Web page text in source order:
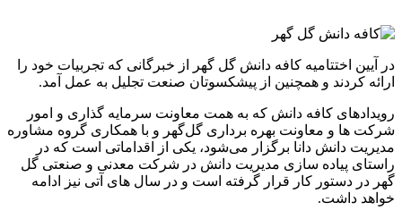
در آیین اختتامیه کافه دانش گل گهر از خبرگانی که تجربیات خود را
ارائه کردند و همچنین از پیشکسوتان صنعت تجلیل به عمل آمد.
رویدادهای کافه دانش که به همت معاونت سرمایه گذاری و امور
شرکت ها و معاونت بهره برداری گل‌گهر و با همکاری گروه مشاوره
مدیریت دانش دانا برگزار می‌شود، یکی از اقداماتی است که در
راستای پیاده سازی مدیریت دانش در شرکت معدنی و صنعتی گل
گهر در دستور کار قرار گرفته است و در سال های آتی نیز ادامه
خواهد داشت.